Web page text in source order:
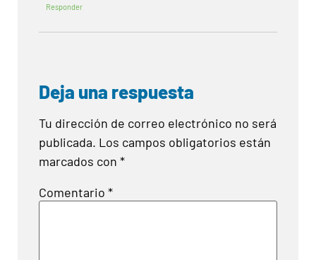
Responder
Deja una respuesta
Tu dirección de correo electrónico no será
publicada. Los campos obligatorios están
marcados con *
Comentario *